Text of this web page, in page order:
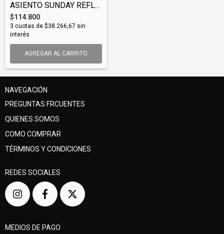
ASIENTO SUNDAY REFLECTIVE S PATTERN PIVO...
$114.800
3 cuotas de $38.266,67 sin
interés
AGREGAR AL CARRITO
NAVEGACIÓN
PREGUNTAS FRCUENTES
QUIENES SOMOS
COMO COMPRAR
TÉRMINOS Y CONDICIONES
REDES SOCIALES
MEDIOS DE PAGO